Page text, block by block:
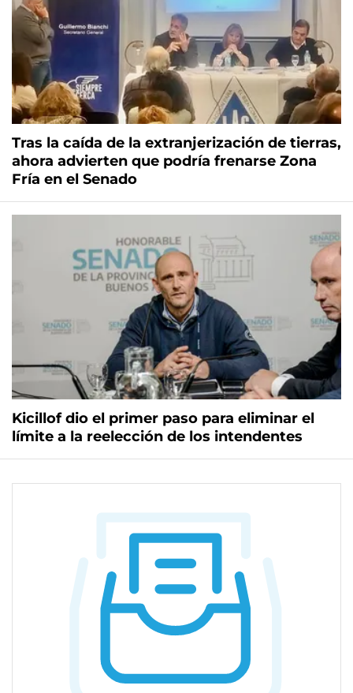
Tras la caída de la extranjerización de tierras,
ahora advierten que podría frenarse Zona
Fría en el Senado
Kicillof dio el primer paso para eliminar el
límite a la reelección de los intendentes